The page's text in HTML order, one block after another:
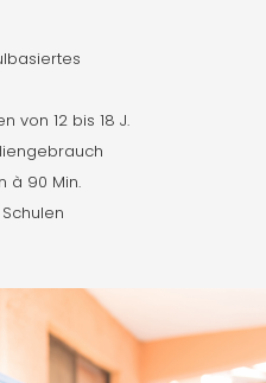
von 12 bis 18 J.
à 90 Min.